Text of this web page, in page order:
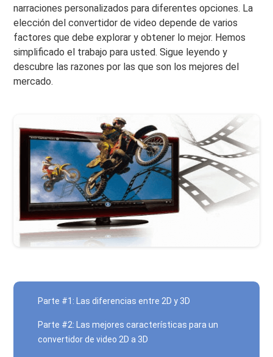
narraciones personalizados para diferentes opciones. La
elección del convertidor de video depende de varios
factores que debe explorar y obtener lo mejor. Hemos
simplificado el trabajo para usted. Sigue leyendo y
descubre las razones por las que son los mejores del
mercado.
Parte #1: Las diferencias entre 2D y 3D
Parte #2: Las mejores características para un
convertidor de video 2D a 3D